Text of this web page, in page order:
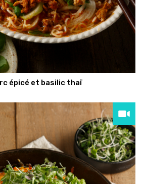
épicé et basilic thaï